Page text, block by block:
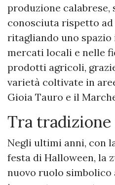
produzione calabrese,
conosciuta rispetto
ritagliando uno
mercati locali e nelle
prodotti agricoli,
varietà coltivate in
Gioia Tauro e il
Tra tradizione
Negli ultimi anni, con
festa di Halloween, la
nuovo ruolo simbolico